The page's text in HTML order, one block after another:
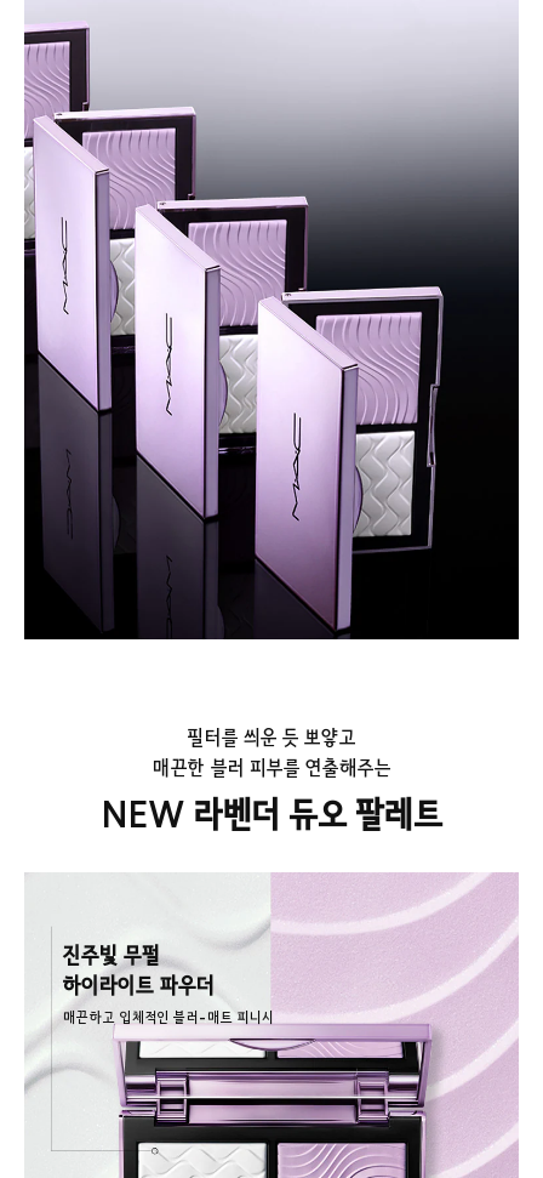
필터를 씌운 듯 뽀얗고
매끈한 블러 피부를 연출해주는
NEW 라벤더 듀오 팔레트
진주빛 무펄
하이라이트 파우더
매끈하고 입체적인 블러-매트 피니시